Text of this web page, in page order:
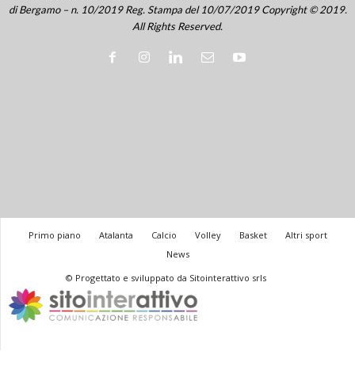
di Bergamo – n. 10/2019 Reg. Stampa del 10/07/2019 Copyright © 2019.
All Rights Reserved.
Primo piano Atalanta Calcio Volley Basket
Altri sport
News
© Progettato e sviluppato da Sitointerattivo srls